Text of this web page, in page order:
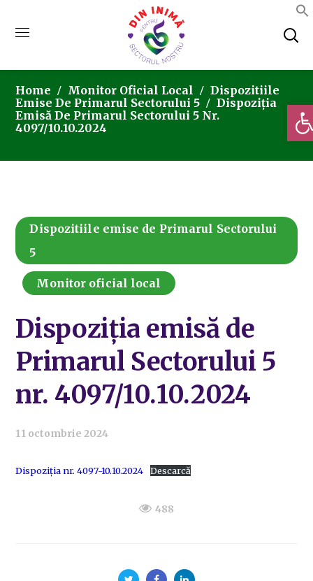
Home Monitor Oficial Local
Dispozitiile
Emise De Primarul Sectorului 5
Dispoziția
Emisă De Primarul Sectorului 5 Nr.
4097/10.10.2024
Dispozitiile emise de Primarul Sectorului
5
Monitor oficial local
Dispoziția emisă de
Primarul Sectorului 5
nr. 4097/10.10.2024
11 octombrie 2024
Dispoziția nr. 4097-10.10.2024 Descarcă
488